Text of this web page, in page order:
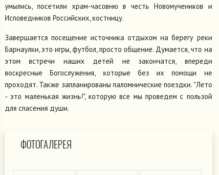
умылись, посетили храм-часовню в честь Новомучеников и
Исповедников Российских, костницу.
Завершается посещение источника отдыхом на берегу реки
Барнаулки, это игры, футбол, просто общение. Думается, что на
этом встречи наших детей не закончатся, впереди
воскресные Богослужения, которые без их помощи не
проходят. Также запланированы паломнические поездки. "Лето
- это маленькая жизнь!", которую все мы проведем с пользой
для спасения души.
ФОТОГАЛЕРЕЯ